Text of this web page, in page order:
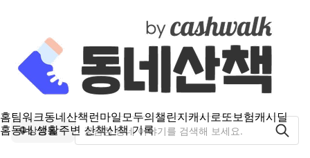
홈팀워크동네산책런마일모두의챌린지캐시로또보험캐시딜
홈동네 생활주변 산책산책 기록
상암동